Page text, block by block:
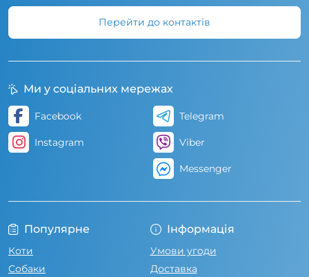
Перейти до контактів
Популярне
Коти
Собаки
Інформація
Умови угоди
Доставка
Ми у соціальних мережах
Facebook
Instagram
Telegram
Viber
Messenger